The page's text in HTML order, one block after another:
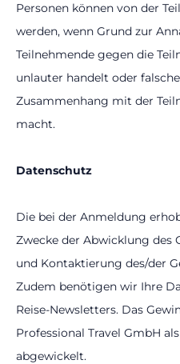
Personen können von der
werden, wenn Grund zur
Teilnehmende gegen die
unlauter handelt oder
Zusammenhang mit der
macht.
Datenschutz
Die bei der Anmeldung
Zwecke der Abwicklung des
und Kontaktierung des/der
Zudem benötigen wir Ihre
Reise-Newsletters. Das
Professional Travel GmbH
abgewickelt.